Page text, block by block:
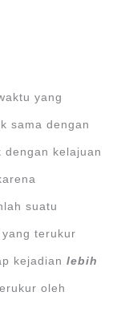
yang
sama dengan
dengan kelajuan
suatu
terukur
kejadianlebih
oleh